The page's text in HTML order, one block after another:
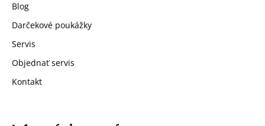
Blog
Darčekové poukážky
Servis
Objednať servis
Kontakt